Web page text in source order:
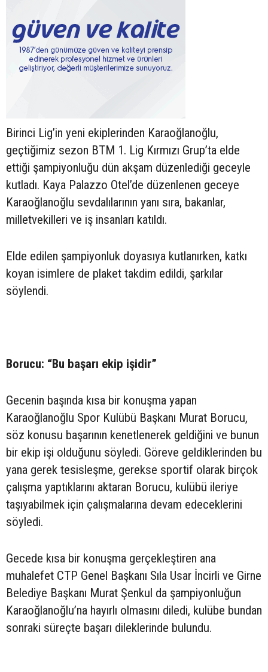
Birinci Lig’in yeni ekiplerinden Karaoğlanoğlu,
geçtiğimiz sezon BTM 1. Lig Kırmızı Grup’ta elde
ettiği şampiyonluğu dün akşam düzenlediği geceyle
kutladı. Kaya Palazzo Otel’de düzenlenen geceye
Karaoğlanoğlu sevdalılarının yanı sıra, bakanlar,
milletvekilleri ve iş insanları katıldı.
Elde edilen şampiyonluk doyasıya kutlanırken, katkı
koyan isimlere de plaket takdim edildi, şarkılar
söylendi.
Borucu: “Bu başarı ekip işidir”
Gecenin başında kısa bir konuşma yapan
Karaoğlanoğlu Spor Kulübü Başkanı Murat Borucu,
söz konusu başarının kenetlenerek geldiğini ve bunun
bir ekip işi olduğunu söyledi. Göreve geldiklerinden bu
yana gerek tesisleşme, gerekse sportif olarak birçok
çalışma yaptıklarını aktaran Borucu, kulübü ileriye
taşıyabilmek için çalışmalarına devam edeceklerini
söyledi.
Gecede kısa bir konuşma gerçekleştiren ana
muhalefet CTP Genel Başkanı Sıla Usar İncirli ve Girne
Belediye Başkanı Murat Şenkul da şampiyonluğun
Karaoğlanoğlu’na hayırlı olmasını diledi, kulübe bundan
sonraki süreçte başarı dileklerinde bulundu.